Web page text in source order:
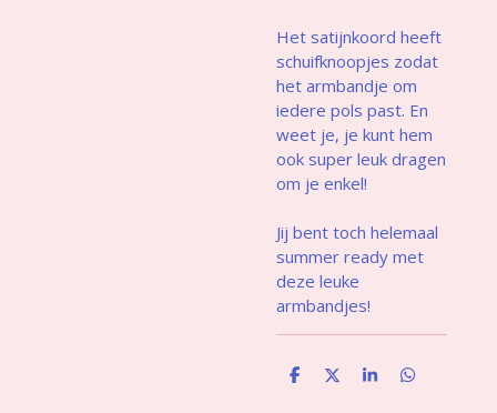
Het satijnkoord heeft
schuifknoopjes zodat
het armbandje om
iedere pols past. En
weet je, je kunt hem
ook super leuk dragen
om je enkel!
Jij bent toch helemaal
summer ready met
deze leuke
armbandjes!
D
D
S
D